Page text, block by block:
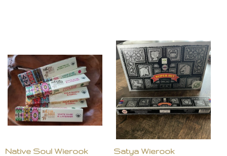
Native Soul Wierook Satya Wierook